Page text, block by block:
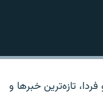
تازه‌ترین خبرها و